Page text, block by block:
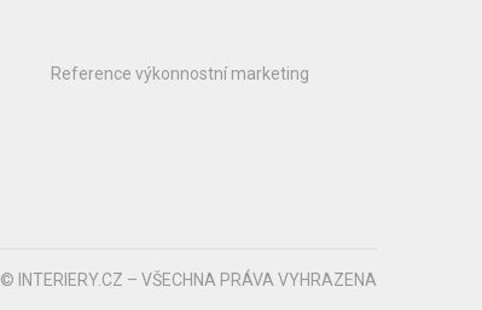
Reference výkonnostní marketing
© INTERIERY.CZ – VŠECHNA PRÁVA VYHRAZENA